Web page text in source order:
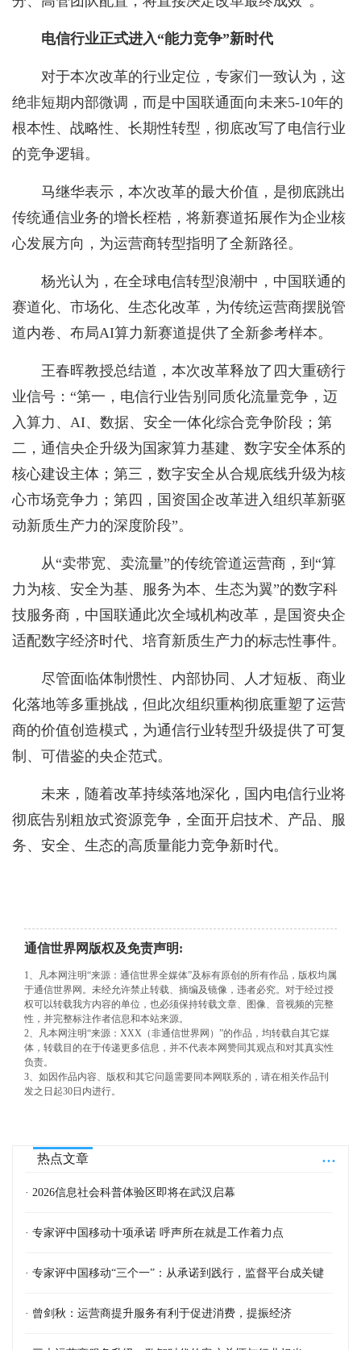
电信行业正式进入“能力竞争”新时代
对于本次改革的行业定位，专家们一致认为，这
绝非短期内部微调，而是中国联通面向未来5-10年的
根本性、战略性、长期性转型，彻底改写了电信行业
的竞争逻辑。
马继华表示，本次改革的最大价值，是彻底跳出
传统通信业务的增长桎梏，将新赛道拓展作为企业核
心发展方向，为运营商转型指明了全新路径。
杨光认为，在全球电信转型浪潮中，中国联通的
赛道化、市场化、生态化改革，为传统运营商摆脱管
道内卷、布局AI算力新赛道提供了全新参考样本。
王春晖教授总结道，本次改革释放了四大重磅行
业信号：“第一，电信行业告别同质化流量竞争，迈
入算力、AI、数据、安全一体化综合竞争阶段；第
二，通信央企升级为国家算力基建、数字安全体系的
核心建设主体；第三，数字安全从合规底线升级为核
心市场竞争力；第四，国资国企改革进入组织革新驱
动新质生产力的深度阶段”。
从“卖带宽、卖流量”的传统管道运营商，到“算
力为核、安全为基、服务为本、生态为翼”的数字科
技服务商，中国联通此次全域机构改革，是国资央企
适配数字经济时代、培育新质生产力的标志性事件。
尽管面临体制惯性、内部协同、人才短板、商业
化落地等多重挑战，但此次组织重构彻底重塑了运营
商的价值创造模式，为通信行业转型升级提供了可复
制、可借鉴的央企范式。
未来，随着改革持续落地深化，国内电信行业将
彻底告别粗放式资源竞争，全面开启技术、产品、服
务、安全、生态的高质量能力竞争新时代。
通信世界网版权及免责声明:
1、凡本网注明“来源：通信世界全媒体”及标有原创的所有作品，版权均属
于通信世界网。未经允许禁止转载、摘编及镜像，违者必究。对于经过授
权可以转载我方内容的单位，也必须保持转载文章、图像、音视频的完整
性，并完整标注作者信息和本站来源。
2、凡本网注明“来源：XXX（非通信世界网）”的作品，均转载自其它媒
体，转载目的在于传递更多信息，并不代表本网赞同其观点和对其真实性
负责。
3、如因作品内容、版权和其它问题需要同本网联系的，请在相关作品刊
发之日起30日内进行。
...
热点文章
· 2026信息社会科普体验区即将在武汉启幕
· 专家评中国移动十项承诺 呼声所在就是工作着力点
· 专家评中国移动“三个一”：从承诺到践行，监督平台成关键
· 曾剑秋：运营商提升服务有利于促进消费，提振经济